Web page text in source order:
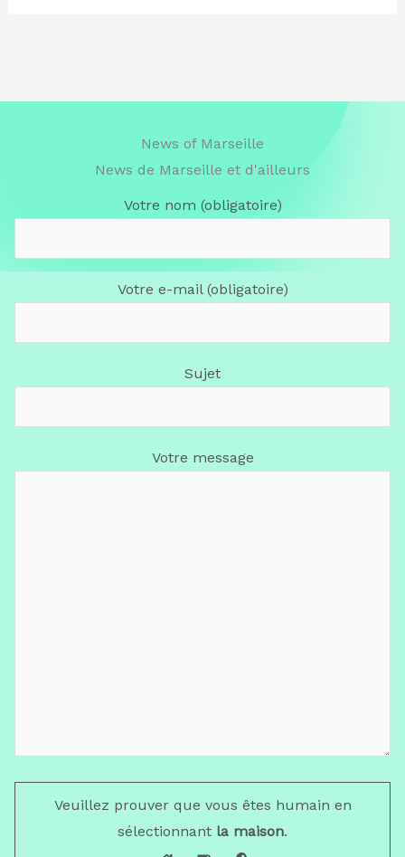
News of Marseille
News de Marseille et d'ailleurs
Votre nom (obligatoire)
Votre e-mail (obligatoire)
Sujet
Votre message
Veuillez prouver que vous êtes humain en
sélectionnant la maison.